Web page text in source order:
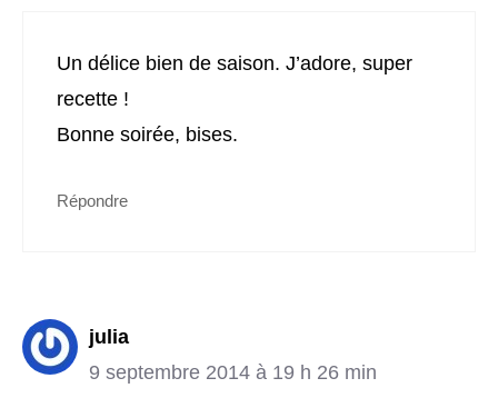
Un délice bien de saison. J’adore, super
recette !
Bonne soirée, bises.
Répondre
julia
9 septembre 2014 à 19 h 26 min